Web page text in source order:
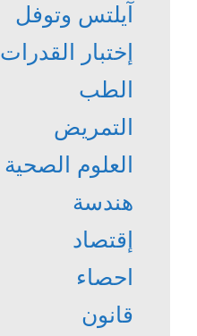
آيلتس وتوفل
إختبار القدرات
الطب
التمريض
العلوم الصحية
هندسة
إقتصاد
احصاء
قانون